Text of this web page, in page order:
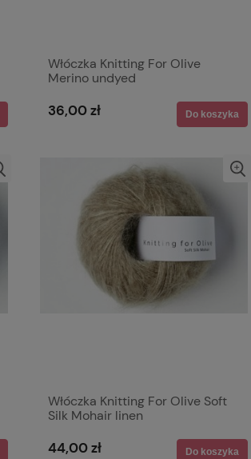
Włóczka Knitting For Olive
Merino undyed
36,00 zł Do koszyka
Włóczka Knitting For Olive Soft
Silk Mohair linen
44,00 zł Do koszyka